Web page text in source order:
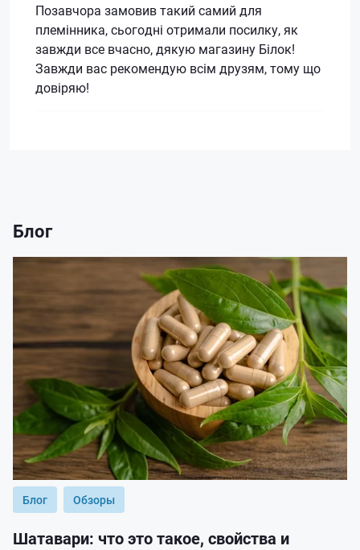
Позавчора замовив такий самий для
племінника, сьогодні отримали посилку, як
завжди все вчасно, дякую магазину Білок!
Завжди вас рекомендую всім друзям, тому що
довіряю!
Блог
Блог Обзоры
Шатавари: что это такое, свойства и